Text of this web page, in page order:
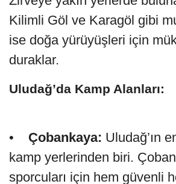
Kilimli Göl ve Karagöl gibi
ise doğa yürüyüşleri için
duraklar.
Uludağ’da Kamp Alanları:
• Çobankaya: Uludağ’ın
kamp yerlerinden biri.
sporcuları için hem güvenli